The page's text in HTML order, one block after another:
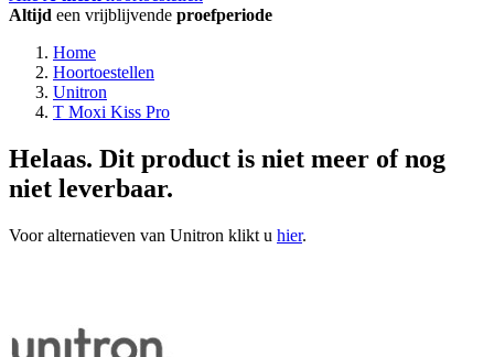
Altijd een vrijblijvende proefperiode
Home
Hoortoestellen
Unitron
T Moxi Kiss Pro
Helaas. Dit product is niet meer of nog
niet leverbaar.
Voor alternatieven van Unitron klikt u hier.